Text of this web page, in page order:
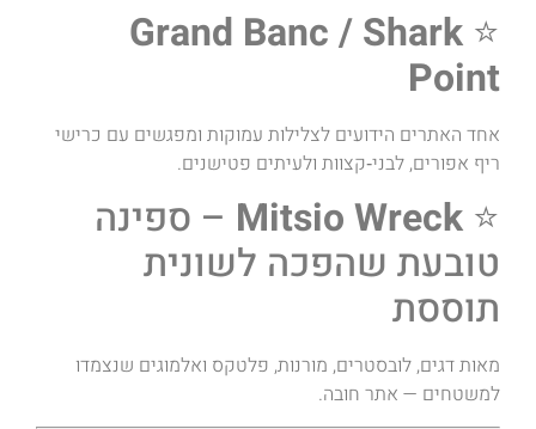
⭐
Grand Banc / Shark
Point
אחד האתרים הידועים לצלילות עמוקות ומפגשים עם כרישי
ריף אפורים, לבני‑קצוות ולעיתים פטישנים.
⭐
Mitsio Wreck – ספינה
טובעת שהפכה לשונית
תוססת
מאות דגים, לובסטרים, מורנות, פלטקס ואלמוגים שנצמדו
למשטחים — אתר חובה.